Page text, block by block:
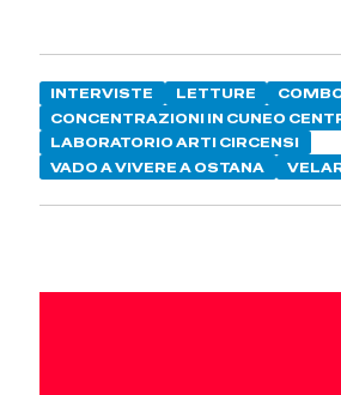
INTERVISTE LETTURE
CONCENTRAZIONI IN CUNEO
LABORATORIO ARTI CIRCENSI
VADO A VIVERE A OSTANA